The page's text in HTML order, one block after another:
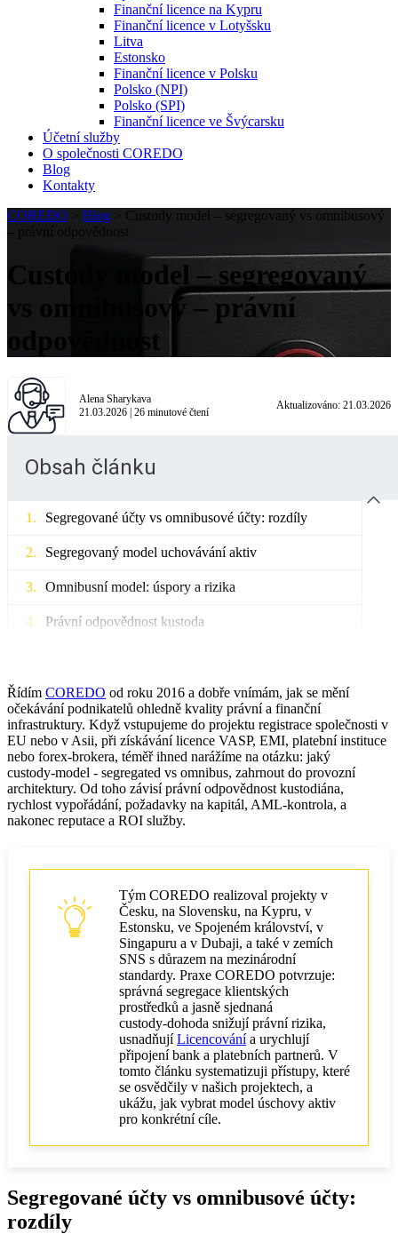
Finanční licence na Kypru
Finanční licence v Lotyšsku
Litva
Estonsko
Finanční licence v Polsku
Polsko (NPI)
Polsko (SPI)
Finanční licence ve Švýcarsku
Účetní služby
O společnosti COREDO
Blog
Kontakty
COREDO
Blog
Custody model – segregovaný vs omnibusový
– právní odpovědnost
Custody model – segregovaný
vs omnibusový – právní
odpovědnost
Alena Sharykava
21.03.2026 | 26 minutové čtení
Aktualizováno: 21.03.2026
Obsah článku
Segregované účty vs omnibusové účty: rozdíly
Segregovaný model uchovávání aktiv
Omnibusní model: úspory a rizika
Právní odpovědnost kustoda
Ochrana prostředků: CASS a ekvivalenty
Licencování poskytovatelů úschovy v Asii
AML/CFT, KYC: rejstřík skutečných majitelů a
GDPR
Klíčová ustanovení smlouvy o úschově
Opětovné použití zajištění a omezení aktiv
Provozní model kustodiána
Rekonsiliace a účtování omnibusních účtů
SLA, KPI, RTO/RPO a plán kontinuity
Řízení vnitřních hrozeb v IAM
Daňové důsledky volby modelu
čistá hodnota aktiv fondu / návratnost investice
Případy a lekce COREDO
Řídím COREDO od roku 2016 a dobře vnímám, jak se mění
očekávání podnikatelů ohledně kvality právní a finanční
infrastruktury. Když vstupujeme do projektu registrace společnosti v
EU nebo v Asii, při získávání licence VASP, EMI, platební instituce
nebo forex‑brokera, téměř ihned narážíme na otázku: jaký
custody‑model - segregated vs omnibus, zahrnout do provozní
architektury. Od toho závisí právní odpovědnost kustodiána,
rychlost vypořádání, požadavky na kapitál, AML‑kontrola, a
nakonec reputace a ROI služby.
Tým COREDO realizoval projekty v
Česku, na Slovensku, na Kypru, v
Estonsku, ve Spojeném království, v
Singapuru a v Dubaji, a také v zemích
SNS s důrazem na mezinárodní
standardy. Praxe COREDO potvrzuje:
správná segregace klientských
prostředků a jasně sjednaná
custody‑dohoda snižují právní rizika,
usnadňujíLicencovánía urychlují
připojení bank a platebních partnerů. V
tomto článku systematizuji přístupy, které
se osvědčily v našich projektech, a
ukážu, jak vybrat model úschovy aktiv
pro konkrétní cíle.
Segregované účty vs omnibusové účty:
rozdíly